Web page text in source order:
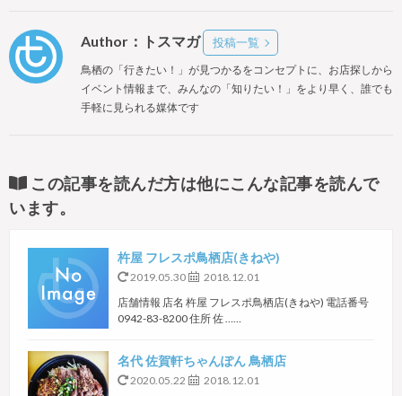
Author：トスマガ 投稿一覧
鳥栖の「行きたい！」が見つかるをコンセプトに、お店探しから
イベント情報まで、みんなの「知りたい！」をより早く、誰でも
手軽に見られる媒体です
この記事を読んだ方は他にこんな記事を読んで
います。
杵屋 フレスポ鳥栖店(きねや)
2019.05.30
2018.12.01
店舗情報 店名 杵屋 フレスポ鳥栖店(きねや) 電話番号
0942-83-8200 住所 佐 ……
名代 佐賀軒ちゃんぽん 鳥栖店
2020.05.22
2018.12.01